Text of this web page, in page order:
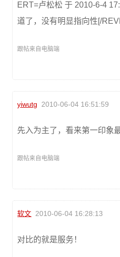
ERT=卢松松 于 2010-6-4
道了，没有明显指向性[/
跟帖来自电脑端
yiwutg 2010-06-04 16:51:59
先入为主了，看来第一印象
跟帖来自电脑端
软文 2010-06-04 16:28:13
对比的就是服务！